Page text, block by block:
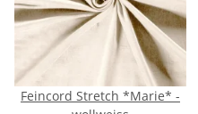
Feincord Stretch *Marie* -